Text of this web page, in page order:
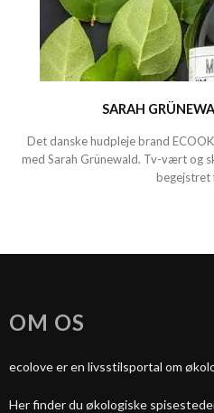
SARAH
Det danske hudpleje brand
med Sarah Grünewald. Tv-vært og
begejstret
OM OS
ecolove er en livsstilsportal om
Her finder du økologiske